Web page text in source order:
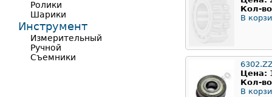
Кол-
В
Цена:
Кол-
В
Ролики
Шарики
Инструмент
Измерительный
Ручной
Съемники